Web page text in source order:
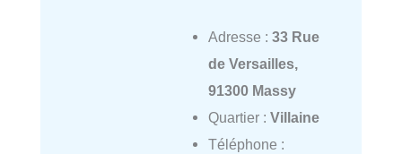
Adresse : 33 Rue
de Versailles,
91300 Massy
Quartier : Villaine
Téléphone :